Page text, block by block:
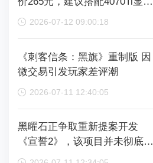
以获得较好体验
2026-07-12 09:00:18
《刺客信条：黑旗》重制版 因
微交易引发玩家差评潮
2026-07-11 12:40:05
黑曜石正争取重新提案开发
《宣誓2》，该项目并未彻底取
消